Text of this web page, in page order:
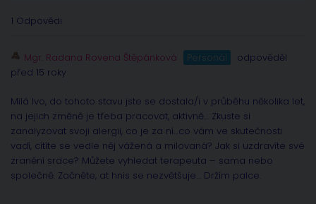
1 Odpovědi
Mgr. Radana Rovena Štěpánková Personál
odpověděl
před 15 roky
Milá Ivo, do tohoto stavu jste se dostala/i v průběhu několika let,
na jejich změně je třeba pracovat, aktivně… Zkuste si
zanalyzovat svoji alergii, co je za ní…co vám ve skutečnosti
vadí, cítíte se vedle něj vážená a milovaná? Jak si uzdravíte své
zranění srdce? Můžete vyhledat terapeuta – sama nebo
společně. Začněte, at hnis se nezvětšuje… Držím palce.